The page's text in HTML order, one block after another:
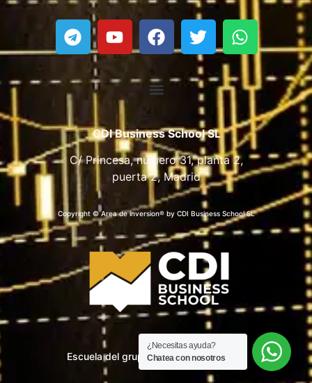
CDI Business School SL
C/ Princesa, número 31, planta 2,
puerta 2, Madrid
Copyright © Area de inversion® by CDI Business School SL
Escuela del grupo CDI Business School
¿Necesitas ayuda?
Chatea con nosotros